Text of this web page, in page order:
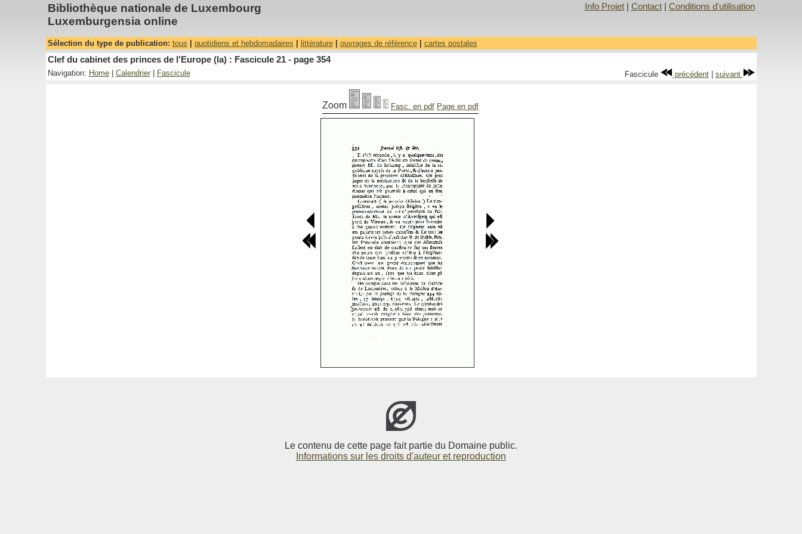
Bibliothèque nationale de Luxembourg
Luxemburgensia online
Info Projet| Contact| Conditions d'utilisation
Sélection du type de publication: tous quotidiens et hebdomadaires littérature| ouvrages de référence| cartes postales
Clef du cabinet des princes de l'Europe (la) : Fascicule 21 - page 354
Navigation: Home| Calendrier| Fascicule Fascicule précédent| suivant
Zoom Fasc. en pdf Page en pdf
Le contenu de cette page fait partie du Domaine public.
Informations sur les droits d'auteur et reproduction